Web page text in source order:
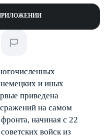
и иных
приведена
на самом
начиная с 22
войск из